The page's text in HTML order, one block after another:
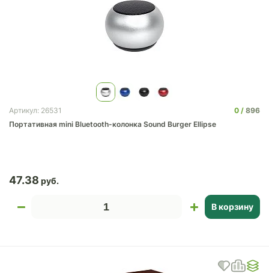
Артикул: 26531 0
896
Портативная mini Bluetooth-колонка Sound Burger Ellipse
47.38
В корзину